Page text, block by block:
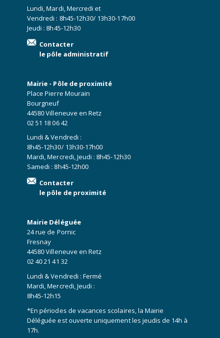
Lundi, Mardi, Mercredi et
Vendredi : 8h45-12h30/ 13h30-17h00
Jeudi : 8h45-12h30
Contacter
le pôle administratif
Mairie - Pôle de proximité
Place Pierre Mourain
Bourgneuf
44580 Villeneuve en Retz
02 51 18 06 42
Lundi & Vendredi :
8h45-12h30/ 13h30-17h00
Mardi, Mercredi, Jeudi : 8h45-12h30
Samedi : 8h45-12h00
Contacter
le pôle de proximité
Mairie Déléguée
24 rue de Pornic
Fresnay
44580 Villeneuve en Retz
02 40 21 41 32
Lundi & Vendredi : Fermé
Mardi, Mercredi, Jeudi :
8h45-12h15
*En périodes de vacances scolaires, la Mairie
Déléguée est ouverte uniquement les jeudis de 14h à
17h.